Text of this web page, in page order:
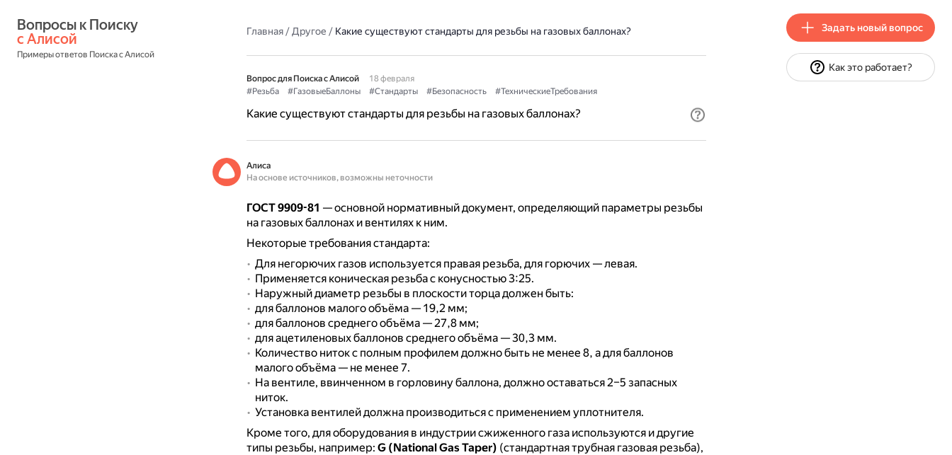
с Алисой
Примеры ответов Поиска с Алисой
Главная/Другое / Какие существуют стандарты для резьбы на газовых баллонах?
Вопрос для Поиска с Алисой
18 февраля
#Резьба
#ГазовыеБаллоны #Стандарты #Безопасность #ТехническиеТребования
Какие существуют стандарты для резьбы на газовых баллонах?
Алиса
На основе источников, возможны неточности
ГОСТ 9909-81 — основной нормативный документ, определяющий параметры резьбы
на газовых баллонах и вентилях к ним.
Некоторые требования стандарта:
Для негорючих газов используется правая резьба, для горючих — левая.
Применяется коническая резьба с конусностью 3:25.
Наружный диаметр резьбы в плоскости торца должен быть:
для баллонов малого объёма — 19,2 мм;
для баллонов среднего объёма — 27,8 мм;
для ацетиленовых баллонов среднего объёма — 30,3 мм.
Количество ниток с полным профилем должно быть не менее 8, а для баллонов
малого объёма — не менее 7.
На вентиле, ввинченном в горловину баллона, должно оставаться 2–5 запасных
ниток.
Установка вентилей должна производиться с применением уплотнителя.
Кроме того, для оборудования в индустрии сжиженного газа используются и другие
типы резьбы, например: G (National Gas Taper) (стандартная трубная газовая резьба),
Задать новый вопрос
Как это работает?